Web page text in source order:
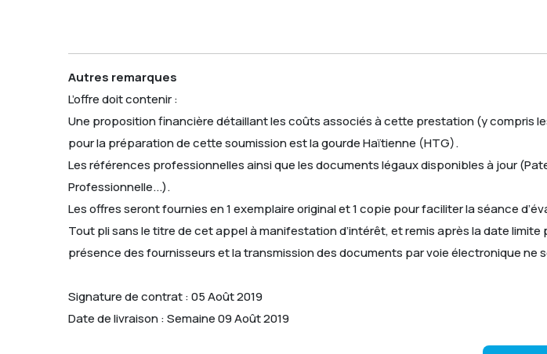
Autres remarques
L’offre doit contenir :
Une proposition financière détaillant les coûts associés à cette prestation (y compris
pour la préparation de cette soumission est la gourde Haïtienne (HTG).
Les références professionnelles ainsi que les documents légaux disponibles à jour
Professionnelle...).
Les offres seront fournies en 1 exemplaire original et 1 copie pour faciliter la séance
Tout pli sans le titre de cet appel à manifestation d’intérêt, et remis après la date
présence des fournisseurs et la transmission des documents par voie électronique ne
Signature de contrat : 05 Août 2019
Date de livraison : Semaine 09 Août 2019